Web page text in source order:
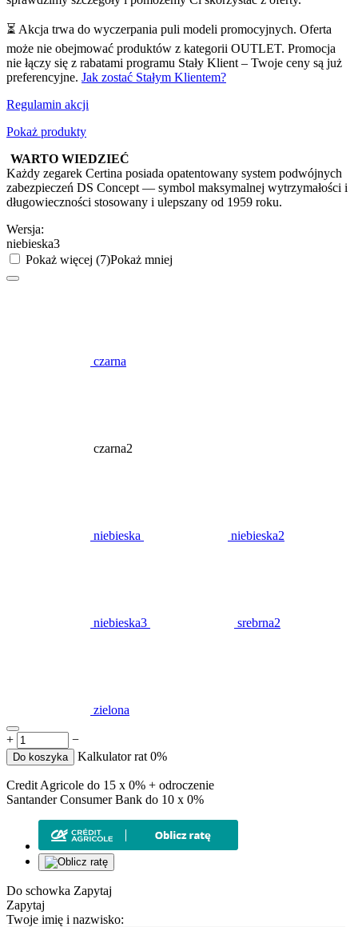
⏳ Akcja trwa do wyczerpania puli modeli promocyjnych. Oferta
może nie obejmować produktów z kategorii OUTLET. Promocja
nie łączy się z rabatami programu Stały Klient – Twoje ceny są już
preferencyjne. Jak zostać Stałym Klientem?
Regulamin akcji
Pokaż produkty
WARTO WIEDZIEĆ
Każdy zegarek Certina posiada opatentowany system podwójnych
zabezpieczeń DS Concept — symbol maksymalnej wytrzymałości i
długowieczności stosowany i ulepszany od 1959 roku.
Wersja:
niebieska3
Pokaż więcej (7)Pokaż mniej
czarna
czarna2
niebieska niebieska2
niebieska3 srebrna2
zielona
+ −
Do koszyka Kalkulator rat 0%
Credit Agricole do 15 x 0% + odroczenie
Santander Consumer Bank do 10 x 0%
Do schowka Zapytaj
Zapytaj
Twoje imię i nazwisko: